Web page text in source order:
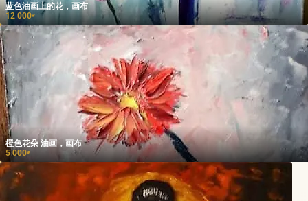
蓝色油画上的花，画布
12 000₽
橙色花朵 油画，画布
5 000₽